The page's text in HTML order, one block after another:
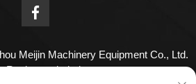
Meijin Machinery Equipment Co., Ltd.
Rechte vorbehalten